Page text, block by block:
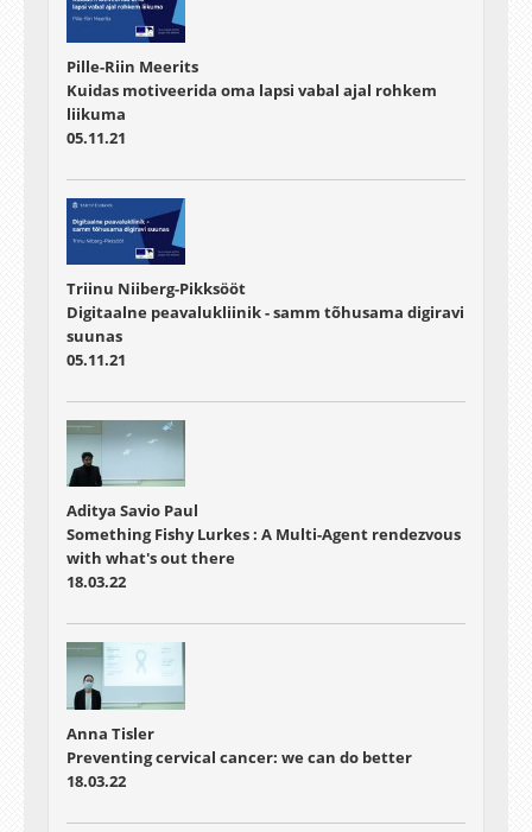
Pille-Riin Meerits
Kuidas motiveerida oma lapsi vabal ajal rohkem
liikuma
05.11.21
Triinu Niiberg-Pikksööt
Digitaalne peavalukliinik - samm tõhusama digiravi
suunas
05.11.21
Aditya Savio Paul
Something Fishy Lurkes : A Multi-Agent rendezvous
with what's out there
18.03.22
Anna Tisler
Preventing cervical cancer: we can do better
18.03.22